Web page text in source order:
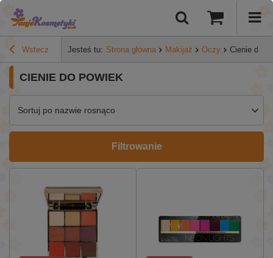
Wstecz Jesteś tu: Strona główna Makijaż Oczy Cienie do
CIENIE DO POWIEK
Sortuj po nazwie rosnąco
Filtrowanie